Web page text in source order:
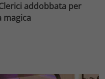
addobbata per
magica